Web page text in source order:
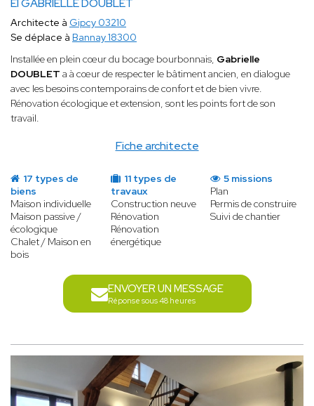
EI GABRIELLE DOUBLET
Fiche architecte
Architecte à Gipcy 03210
Se déplace à Bannay 18300
Installée en plein cœur du bocage bourbonnais, Gabrielle
DOUBLET a à cœur de respecter le bâtiment ancien, en dialogue
avec les besoins contemporains de confort et de bien vivre.
Rénovation écologique et extension, sont les points fort de son
travail.
17 types de
biens
Maison individuelle
Maison passive /
écologique
Chalet / Maison en
bois
11 types de
travaux
Construction neuve
Rénovation
Rénovation
énergétique
5 missions
Plan
Permis de construire
Suivi de chantier
ENVOYER UN MESSAGE
Réponse sous 48 heures